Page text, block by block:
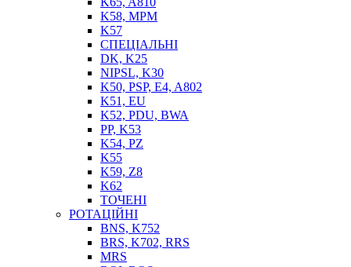
ПРЕС-МАСЛЯНКИ
ШЛАНГИ, ТРУБКИ
ШПРИЦИ МАСТИЛЬНІ
ТОСОЛ, АНТИФРИЗ
ОЛИВА-ПАЛИВО
ПОВІТРЯ-ВОДА
ДЛЯ ЗВАРЮВАННЯ
НАПІРНО-ВСМОКТУЮЧІ
K58, MPM
K57
СПЕЦІАЛЬНІ
DK, K25
NIPSL, K30
K50, PSP, E4, A802
K51, EU
K52, PDU, BWA
PP, K53
K54, PZ
K55
K59, Z8
K62
ТОЧЕНІ
РОТАЦІЙНІ
BNS, K752
BRS, K702, RRS
MRS